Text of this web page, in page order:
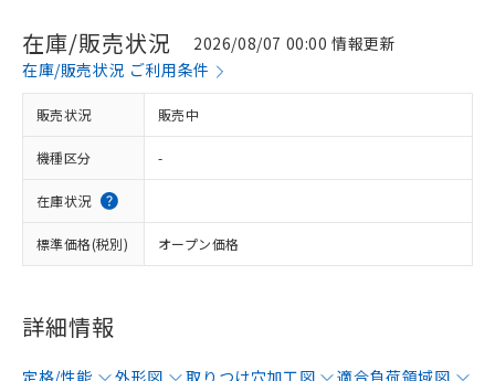
在庫/販売状況
2026/08/07 00:00 情報更新
在庫/販売状況 ご利用条件
販売状況 販売中
機種区分 -
在庫状況
標準価格(税別) オープン価格
詳細情報
定格/性能 外形図 取りつけ穴加工図
適合負荷領域図